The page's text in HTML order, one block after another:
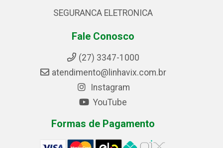
SEGURANCA ELETRONICA
Fale Conosco
(27) 3347-1000
atendimento@linhavix.com.br
Instagram
YouTube
Formas de Pagamento